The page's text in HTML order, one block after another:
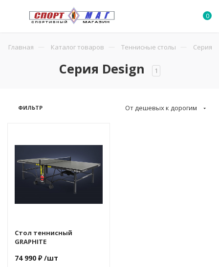
0
Серия Design 1
Главная Каталог товаров Теннисные столы Серия
ФИЛЬТР От дешевых к дорогим
Стол теннисный
GRAPHITE
74 990 ₽/шт